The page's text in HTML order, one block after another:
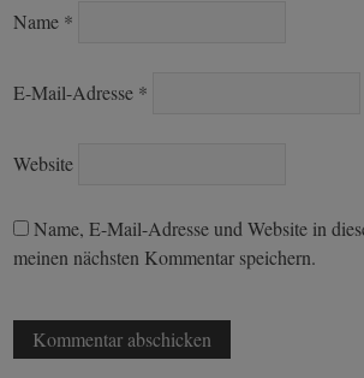
Name *
E-Mail-Adresse *
Website
Name, E-Mail-Adresse und Website in
meinen nächsten Kommentar speichern.